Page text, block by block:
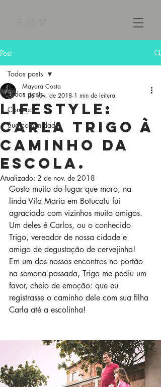
Post
Todos posts
Começar
Sua comunidade
Todos posts
Lifestyle:
Carla Trigo à
caminho da
escola.
Mayara Costa
1 de nov. de 2018 1 min de leitura
Atualizado: 2 de nov. de 2018
Gosto muito do lugar que moro, na
linda Vila Maria em Botucatu fui
agraciada com vizinhos muito amigos.
Um deles é Carlos, ou o conhecido
Trigo, vereador de nossa cidade e
amigo de degustação de cervejinha!
Em um dos nossos encontros no portão
na semana passada, Trigo me pediu um
favor, cheio de emoção: que eu
registrasse o caminho dele com sua filha
Carla até a escolinha!